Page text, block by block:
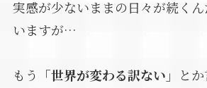
実感が少ないままの日々が続く
いますが…
もう 「世界が変わる訳ない」
と